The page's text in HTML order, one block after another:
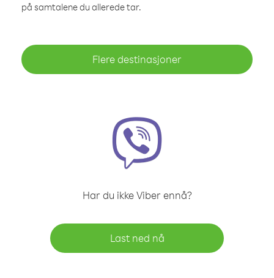
på samtalene du allerede tar.
Flere destinasjoner
Har du ikke Viber ennå?
Last ned nå